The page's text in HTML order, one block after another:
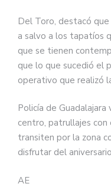
Del Toro, destacó
a salvo a los tapatíos
que se tienen
que lo que sucedió el
operativo que realizó
Policía de
centro, patrullajes
transiten por la zona
disfrutar del
AE